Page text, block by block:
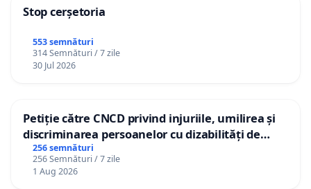
Stop cerșetoria
553 semnături
314 Semnături / 7 zile
30 Jul 2026
Petiție către CNCD privind injuriile, umilirea și
discriminarea persoanelor cu dizabilități de
către utilizatorul TikTok „Gorici”
256 semnături
256 Semnături / 7 zile
1 Aug 2026